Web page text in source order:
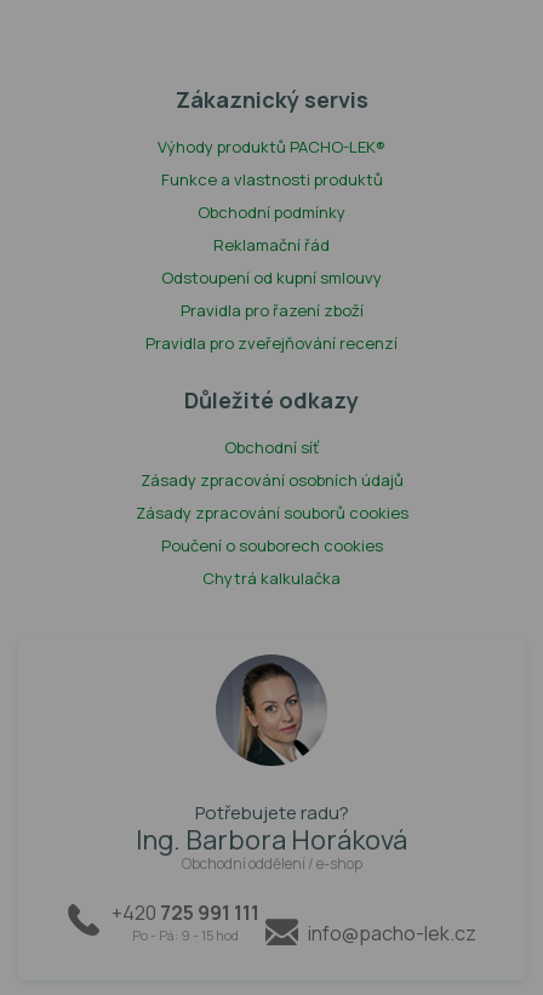
Zákaznický servis
Výhody produktů PACHO-LEK®
Funkce a vlastnosti produktů
Obchodní podmínky
Reklamační řád
Odstoupení od kupní smlouvy
Pravidla pro řazení zboží
Pravidla pro zveřejňování recenzí
Důležité odkazy
Obchodní síť
Zásady zpracování osobních údajů
Zásady zpracování souborů cookies
Poučení o souborech cookies
Chytrá kalkulačka
Potřebujete radu?
Ing. Barbora Horáková
Obchodní oddělení / e-shop
+420 725 991 111
Po - Pá: 9 - 15 hod info@pacho-lek.cz